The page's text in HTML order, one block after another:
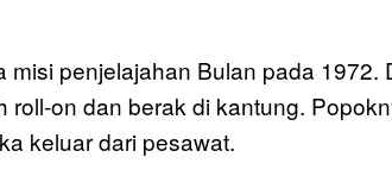
penjelajahan Bulan pada 1972.
on dan berak di kantung.
keluar dari pesawat.